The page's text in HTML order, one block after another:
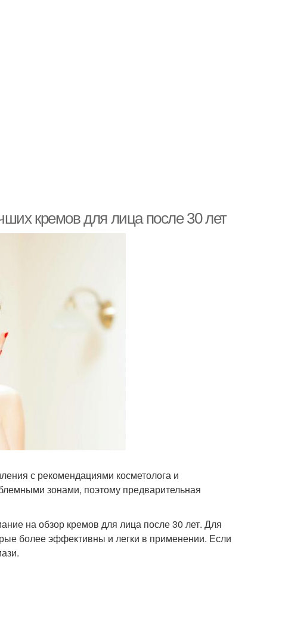
кремов для лица после 30 лет
с рекомендациями косметолога и
зонами, поэтому предварительная
на обзор кремов для лица после 30 лет. Для
более эффективны и легки в применении. Если